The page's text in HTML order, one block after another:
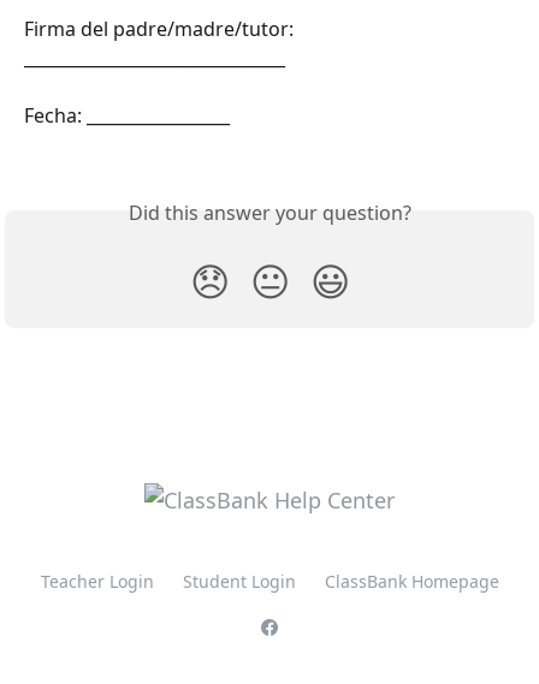
Firma del padre/madre/tutor:
Fecha: _________________
Did this answer your question?
😞 😐 😃
Teacher Login Student Login ClassBank Homepage